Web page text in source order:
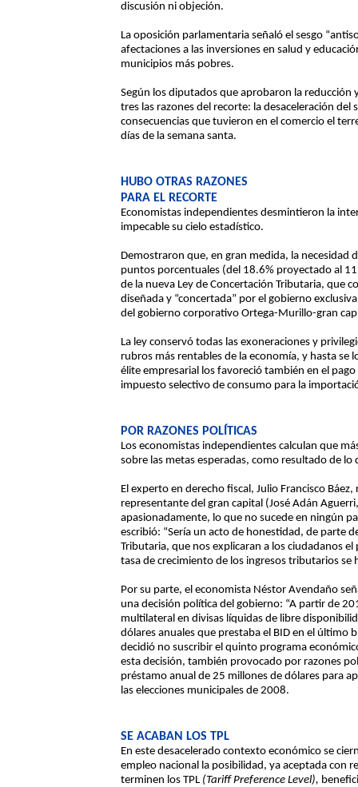
discusión ni objeción.
La oposición parlamentaria señaló el sesgo
afectaciones a las inversiones en salud y
municipios más pobres.
Según los diputados que aprobaron la
tres las razones del recorte: la desaceleración del
consecuencias que tuvieron en el comercio el
días de la semana santa.
HUBO OTRAS RAZONES
PARA EL RECORTE
Economistas independientes desmintieron la
impecable su cielo estadístico.
Demostraron que, en gran medida, la necesidad
puntos porcentuales (del 18.6% proyectado al
de la nueva Ley de Concertación Tributaria, que
diseñada y “concertada” por el gobierno
del gobierno corporativo Ortega-Murillo-gran
La ley conservó todas las exoneraciones y
rubros más rentables de la economía, y hasta se
élite empresarial los favoreció también en el
impuesto selectivo de consumo para la
POR RAZONES POLÍTICAS
Los economistas independientes calculan que
sobre las metas esperadas, como resultado de
El experto en derecho fiscal, Julio Francisco
representante del gran capital (José Adán
apasionadamente, lo que no sucede en ningún
escribió: “Sería un acto de honestidad, de parte
Tributaria, que nos explicaran a los ciudadanos
tasa de crecimiento de los ingresos tributarios se
Por su parte, el economista Néstor Avendaño
una decisión política del gobierno: “A partir de
multilateral en divisas líquidas de libre
dólares anuales que prestaba el BID en el último
decidió no suscribir el quinto programa
esta decisión, también provocado por razones
préstamo anual de 25 millones de dólares para
las elecciones municipales de 2008.
SE ACABAN LOS TPL
En este desacelerado contexto económico se
empleo nacional la posibilidad, ya aceptada con
terminen los TPL (Tariff Preference Level),